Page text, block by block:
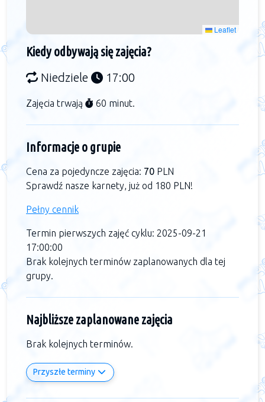
Leaflet
Kiedy odbywają się zajęcia?
Niedziele 17:00
Zajęcia trwają 60 minut.
Informacje o grupie
Cena za pojedyncze zajęcia: 70 PLN
Sprawdź nasze karnety, już od 180 PLN!
Pełny cennik
Termin pierwszych zajęć cyklu: 2025-09-21
17:00:00
Brak kolejnych terminów zaplanowanych dla tej
grupy.
Najbliższe zaplanowane zajęcia
Brak kolejnych terminów.
Przyszłe terminy